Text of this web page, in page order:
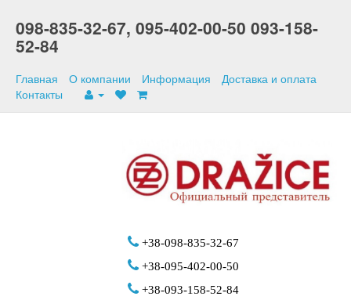
098-835-32-67, 095-402-00-50 093-158-
52-84
Главная О компании Информация
Доставка и оплата
Контакты
+38-098-835-32-67
+38-095-402-00-50
+38-093-158-52-84